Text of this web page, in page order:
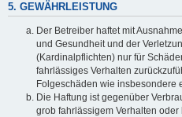
5. GEWÄHRLEISTUNG
Der Betreiber haftet mit
und Gesundheit und der
(Kardinalpflichten) nur für
fahrlässiges Verhalten
Folgeschäden wie insbesondere
Die Haftung ist gegenüber
grob fahrlässigem Verhalten